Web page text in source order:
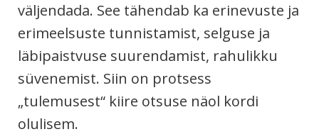
väljendada. See tähendab ka erinevuste ja
erimeelsuste tunnistamist, selguse ja
läbipaistvuse suurendamist, rahulikku
süvenemist. Siin on protsess
„tulemusest“ kiire otsuse näol kordi
olulisem.